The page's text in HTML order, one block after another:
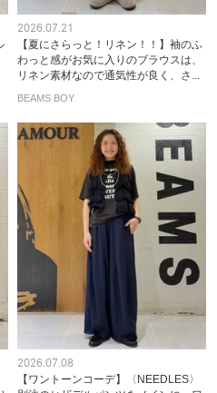
2026.07.21
【夏にさらっと！リネン！！】袖のふ
わっと感がお気に入りのブラウスは、
リネン素材なので通気性が良く、さ...
BEAMS BOY
2026.07.08
【ワントーンコーデ】〈NEEDLES〉